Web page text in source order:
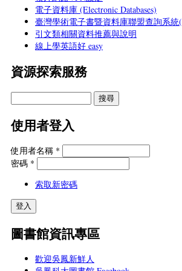
電子資料庫 (Electronic Databases)
臺灣學術電子書暨資料庫聯盟查詢系統
引文類相關資料推薦與說明
線上學英語好 easy
資源探索服務
使用者登入
使用者名稱 *
密碼 *
索取新密碼
圖書館資訊專區
歡迎吳鳳新鮮人